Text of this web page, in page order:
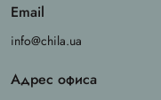
Email
info@chila.ua
Адрес офиса